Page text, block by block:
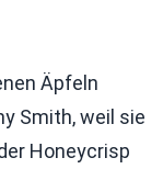
Äpfeln
Smith, weil sie
Honeycrisp